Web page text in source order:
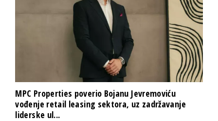
MPC Properties poverio Bojanu Jevremoviću
vođenje retail leasing sektora, uz zadržavanje
liderske ul...